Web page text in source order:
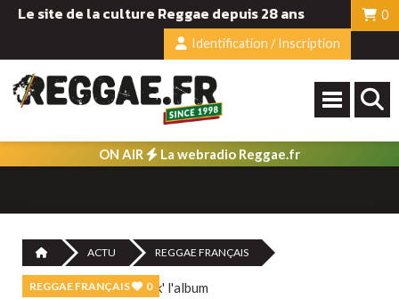
Le site de la culture Reggae depuis 28 ans
0
Identification / Inscription
ON AIR La webradio Reggae.fr
ACTU REGGAE FRANÇAIS
REGGAE FRANÇAIS 0